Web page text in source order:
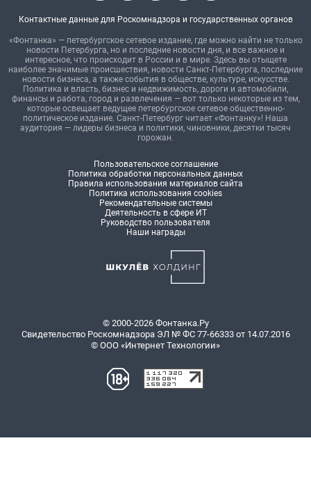
Контактные данные для Роскомнадзора и государственных органов
«Фонтанка» — петербургское сетевое издание, где можно найти не только
новости Петербурга, но и последние новости дня, и все важное и
интересное, что происходит в России и в мире. Здесь вы отыщете
наиболее значимые происшествия, новости Санкт-Петербурга, последние
новости бизнеса, а также события в обществе, культуре, искусстве.
Политика и власть, бизнес и недвижимость, дороги и автомобили,
финансы и работа, город и развлечения — вот только некоторые из тем,
которые освещает ведущее петербургское сетевое общественно-
политическое издание. Санкт-Петербург читает «Фонтанку»! Наша
аудитория — лидеры бизнеса и политики, чиновники, десятки тысяч
горожан.
Пользовательское соглашение
Политика обработки персональных данных
Правила использования материалов сайта
Политика использования cookies
Рекомендательные системы
Деятельность в сфере ИТ
Руководство пользователя
Наши награды
© 2000-2026 Фонтанка.Ру
Свидетельство Роскомнадзора ЭЛ № ФС 77-66333 от 14.07.2016
© ООО «Интернет Технологии»